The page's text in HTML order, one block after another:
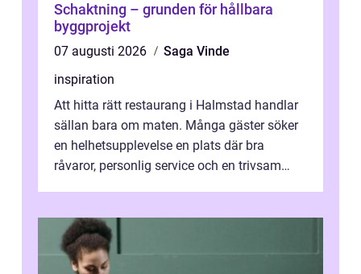
Schaktning – grunden för hållbara
byggprojekt
07 augusti 2026
Saga Vinde
inspiration
Att hitta rätt restaurang i Halmstad handlar
sällan bara om maten. Många gäster söker
en helhetsupplevelse en plats där bra
råvaror, personlig service och en trivsam